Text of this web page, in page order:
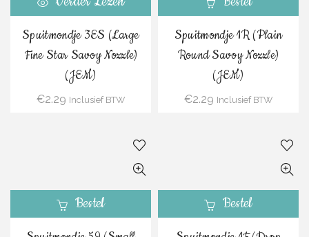
Spuitmondje 3ES (Large
Fine Star Savoy Nozzle)
(JEM)
€2.29 Inclusief BTW
Spuitmondje 1R (Plain
Round Savoy Nozzle)
(JEM)
€2.29 Inclusief BTW
Bestel Bestel